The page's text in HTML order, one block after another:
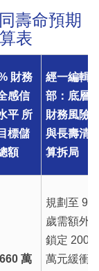
壽命預期
表
財務
感信
平 所
標儲
額
經一編輯
部：底層
財務風險
與長壽清
算拆局
660 萬
規劃至 97
歲需額外
鎖定 200
萬元緩衝